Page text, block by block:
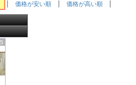
価格が安い順 価格が高い順